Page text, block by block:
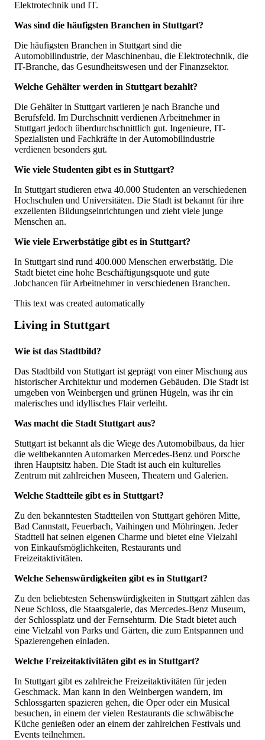
Elektrotechnik und IT.
Was sind die häufigsten Branchen in Stuttgart?
Die häufigsten Branchen in Stuttgart sind die
Automobilindustrie, der Maschinenbau, die Elektrotechnik, die
IT-Branche, das Gesundheitswesen und der Finanzsektor.
Welche Gehälter werden in Stuttgart bezahlt?
Die Gehälter in Stuttgart variieren je nach Branche und
Berufsfeld. Im Durchschnitt verdienen Arbeitnehmer in
Stuttgart jedoch überdurchschnittlich gut. Ingenieure, IT-
Spezialisten und Fachkräfte in der Automobilindustrie
verdienen besonders gut.
Wie viele Studenten gibt es in Stuttgart?
In Stuttgart studieren etwa 40.000 Studenten an verschiedenen
Hochschulen und Universitäten. Die Stadt ist bekannt für ihre
exzellenten Bildungseinrichtungen und zieht viele junge
Menschen an.
Wie viele Erwerbstätige gibt es in Stuttgart?
In Stuttgart sind rund 400.000 Menschen erwerbstätig. Die
Stadt bietet eine hohe Beschäftigungsquote und gute
Jobchancen für Arbeitnehmer in verschiedenen Branchen.
This text was created automatically
Living in Stuttgart
Wie ist das Stadtbild?
Das Stadtbild von Stuttgart ist geprägt von einer Mischung aus
historischer Architektur und modernen Gebäuden. Die Stadt ist
umgeben von Weinbergen und grünen Hügeln, was ihr ein
malerisches und idyllisches Flair verleiht.
Was macht die Stadt Stuttgart aus?
Stuttgart ist bekannt als die Wiege des Automobilbaus, da hier
die weltbekannten Automarken Mercedes-Benz und Porsche
ihren Hauptsitz haben. Die Stadt ist auch ein kulturelles
Zentrum mit zahlreichen Museen, Theatern und Galerien.
Welche Stadtteile gibt es in Stuttgart?
Zu den bekanntesten Stadtteilen von Stuttgart gehören Mitte,
Bad Cannstatt, Feuerbach, Vaihingen und Möhringen. Jeder
Stadtteil hat seinen eigenen Charme und bietet eine Vielzahl
von Einkaufsmöglichkeiten, Restaurants und
Freizeitaktivitäten.
Welche Sehenswürdigkeiten gibt es in Stuttgart?
Zu den beliebtesten Sehenswürdigkeiten in Stuttgart zählen das
Neue Schloss, die Staatsgalerie, das Mercedes-Benz Museum,
der Schlossplatz und der Fernsehturm. Die Stadt bietet auch
eine Vielzahl von Parks und Gärten, die zum Entspannen und
Spazierengehen einladen.
Welche Freizeitaktivitäten gibt es in Stuttgart?
In Stuttgart gibt es zahlreiche Freizeitaktivitäten für jeden
Geschmack. Man kann in den Weinbergen wandern, im
Schlossgarten spazieren gehen, die Oper oder ein Musical
besuchen, in einem der vielen Restaurants die schwäbische
Küche genießen oder an einem der zahlreichen Festivals und
Events teilnehmen.